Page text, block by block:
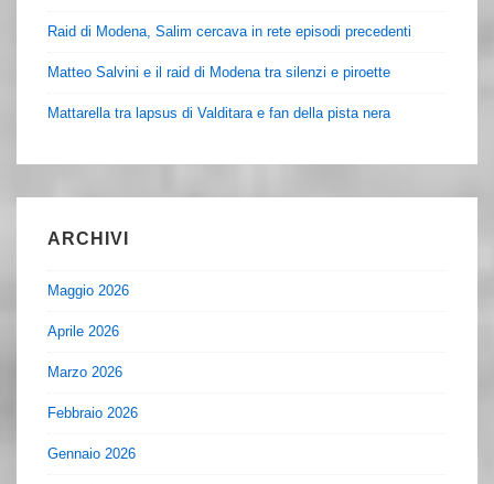
Raid di Modena, Salim cercava in rete episodi precedenti
Matteo Salvini e il raid di Modena tra silenzi e piroette
Mattarella tra lapsus di Valditara e fan della pista nera
ARCHIVI
Maggio 2026
Aprile 2026
Marzo 2026
Febbraio 2026
Gennaio 2026